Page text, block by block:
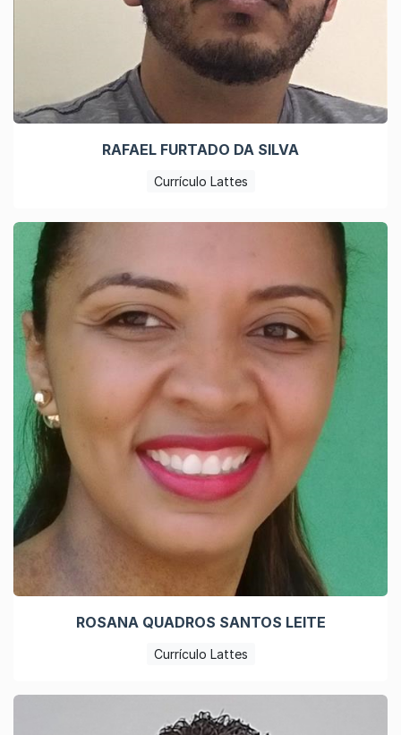
RAFAEL FURTADO DA SILVA
Currículo Lattes
ROSANA QUADROS SANTOS LEITE
Currículo Lattes